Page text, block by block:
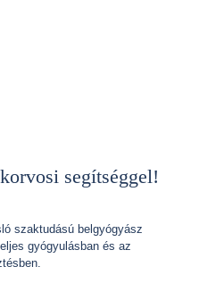
segítséggel!
szaktudású belgyógyász
gyógyulásban és az